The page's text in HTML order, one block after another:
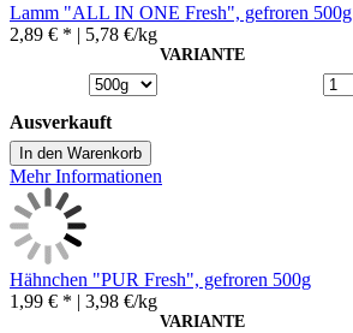
Lamm "ALL IN ONE Fresh", gefroren 500g
2,89 € * | 5,78 €/kg
VARIANTE
Ausverkauft
In den Warenkorb
Mehr Informationen
Hähnchen "PUR Fresh", gefroren 500g
1,99 € * | 3,98 €/kg
VARIANTE